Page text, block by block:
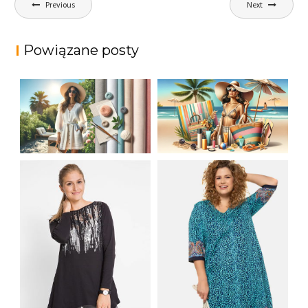
wpisu
Previous Next
Powiązane posty
LETNIA MODA
PLAŻOWA: STROJE
KĄPIELOWE I
AKCESORIA, KTÓRE
MUSISZ MIEĆ
JAK STYLOWO
PRZETRWAĆ UPALNE
DNI: NAJLEPSZE
MATERIAŁY I KROJE
NA LATO